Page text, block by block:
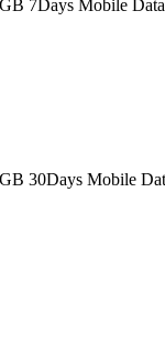
7Days Mobile
30Days Mobile